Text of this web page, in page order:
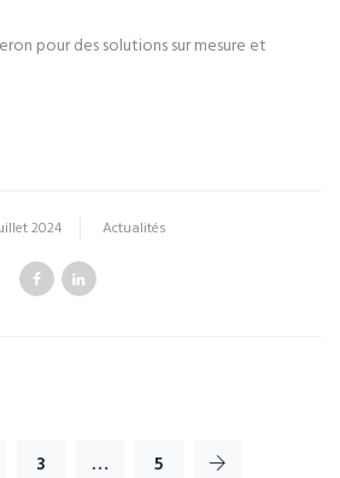
pour des solutions sur mesure et
2024 Actualités
3 … 5